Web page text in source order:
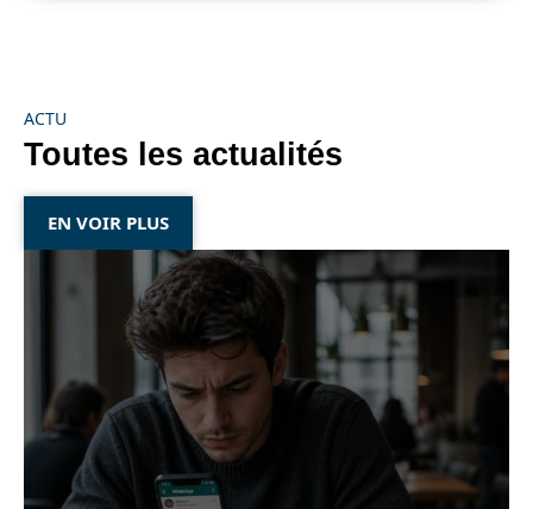
ACTU
Toutes les actualités
EN VOIR PLUS